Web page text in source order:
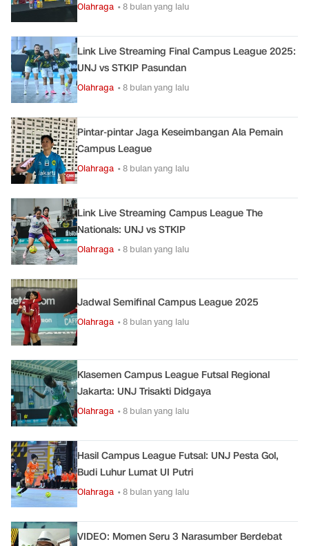
Olahraga • 8 bulan yang lalu
Link Live Streaming Final Campus League 2025:
UNJ vs STKIP Pasundan
Olahraga • 8 bulan yang lalu
Pintar-pintar Jaga Keseimbangan Ala Pemain
Campus League
Olahraga • 8 bulan yang lalu
Link Live Streaming Campus League The
Nationals: UNJ vs STKIP
Olahraga • 8 bulan yang lalu
Jadwal Semifinal Campus League 2025
Olahraga • 8 bulan yang lalu
Klasemen Campus League Futsal Regional
Jakarta: UNJ Trisakti Didgaya
Olahraga • 8 bulan yang lalu
Hasil Campus League Futsal: UNJ Pesta Gol,
Budi Luhur Lumat UI Putri
Olahraga • 8 bulan yang lalu
VIDEO: Momen Seru 3 Narasumber Berdebat